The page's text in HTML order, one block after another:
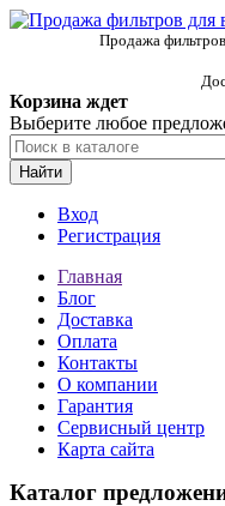
Продажа
Корзина ждет
Выберите любое
Найти
Вход
Регистрация
Главная
Блог
Доставка
Оплата
Контакты
О компании
Гарантия
Сервисный центр
Карта сайта
Каталог